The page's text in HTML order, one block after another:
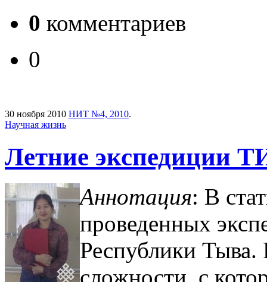
0 комментариев
0
30 ноября 2010 НИТ №4, 2010.
Научная жизнь
Летние экспедиции
Аннотация: В
проведенных
Республики Тыва.
сложности, с